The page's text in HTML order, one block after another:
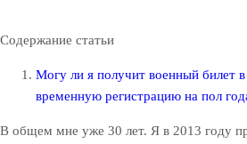
Содержание статьи
Могу ли я получит военный билет
временную регистрацию на пол
В общем мне уже 30 лет. Я в 2013 году